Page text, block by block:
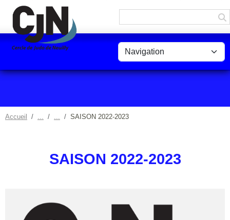
Accueil SAISON 2022-2023
SAISON 2022-2023
Panneau de gestion des cookies